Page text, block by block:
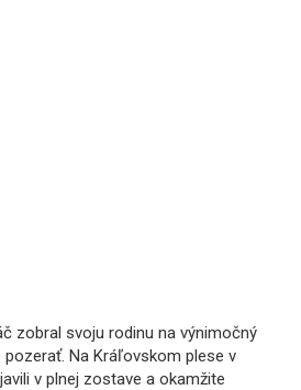
zobral svoju rodinu na výnimočný
Na Kráľovskom plese v
v plnej zostave a okamžite